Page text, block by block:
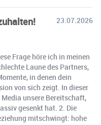
23.07.2026
Frage höre ich in meinen
Laune des Partners,
in denen dein
von sich zeigt. In dieser
unsere Bereitschaft,
gesenkt hat. 2. Die
mitschwingt: hohe